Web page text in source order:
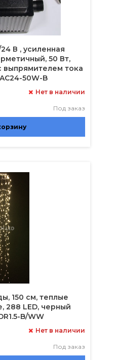
В , усиленная
50 Вт,
тока
50W-B
Нет в наличии
Под заказ
150 см, теплые
288 LED, черный
B/WW
Нет в наличии
Под заказ